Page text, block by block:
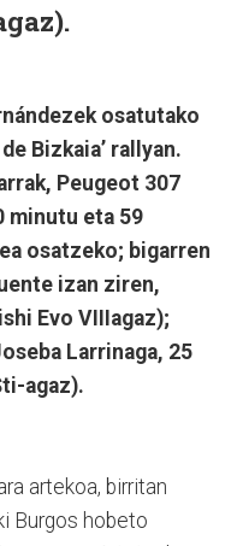
osatutako
Bizkaia’ rallyan.
Peugeot 307
minutu eta 59
osatzeko; bigarren
izan ziren,
Evo VIIIagaz);
Larrinaga, 25
agaz).
artekoa, birritan
Burgos hobeto